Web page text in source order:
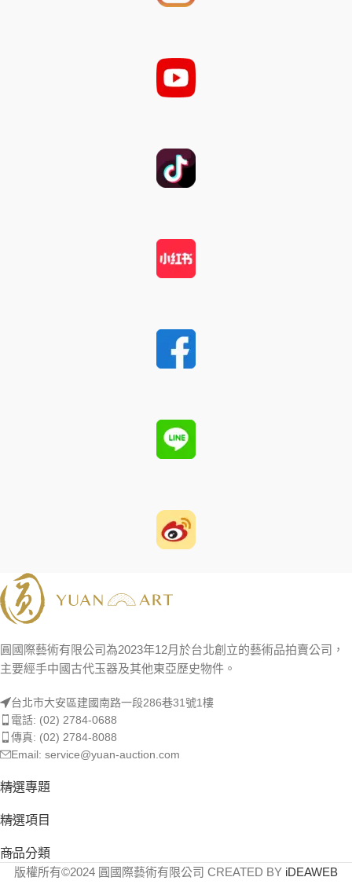
圓國際藝術有限公司為2023年12月於台北創立的藝術品拍賣公司，
主要經手中國古代玉器及其他東亞歷史物件。
台北市大安區建國南路一段286巷31號1樓
電話: (02) 2784-0688
傳真: (02) 2784-8088
Email: service@yuan-auction.com
精選專題
精選項目
商品分類
版權所有©2024 圓國際藝術有限公司 CREATED BY iDEAWEB